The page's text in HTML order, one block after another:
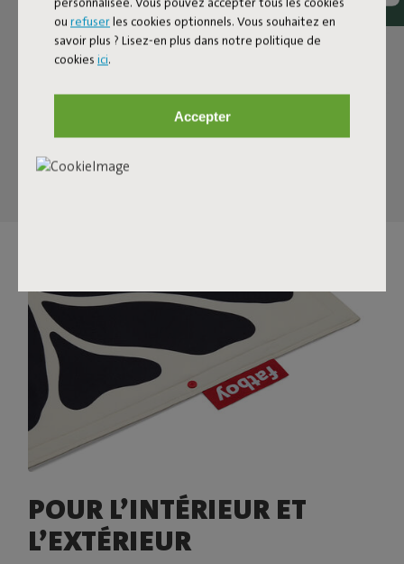
ou refuserles cookies optionnels. Vous souhaitez en
savoir plus ? Lisez-en plus dans notre politique de
cookies ici.
Accepter
POUR L’INTÉRIEUR ET
L’EXTÉRIEUR